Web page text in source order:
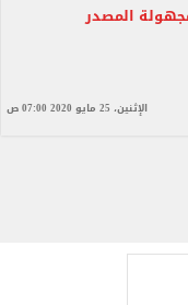
المصدر
الإثنين، 25 مايو 2020 07:00 ص